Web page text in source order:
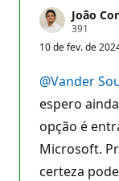
João
391
o
n
o
s
d
e
r
p
t
10 de fev. de
@Vander
espero
opção é
Microsoft.
certeza